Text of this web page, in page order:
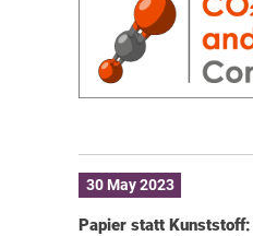
30 May 2023
Papier statt